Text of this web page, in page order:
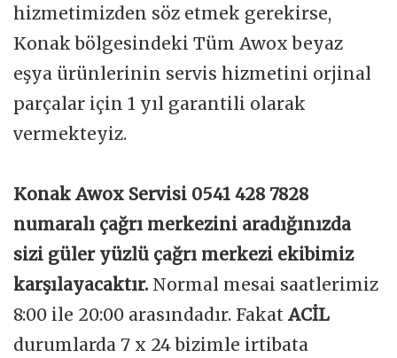
hizmetimizden söz etmek gerekirse,
Konak bölgesindeki Tüm Awox beyaz
eşya ürünlerinin servis hizmetini orjinal
parçalar için 1 yıl garantili olarak
vermekteyiz.
Konak Awox Servisi 0541 428 7828
numaralı çağrı merkezini aradığınızda
sizi güler yüzlü çağrı merkezi ekibimiz
karşılayacaktır. Normal mesai saatlerimiz
8:00 ile 20:00 arasındadır. Fakat ACİL
durumlarda 7 x 24 bizimle irtibata